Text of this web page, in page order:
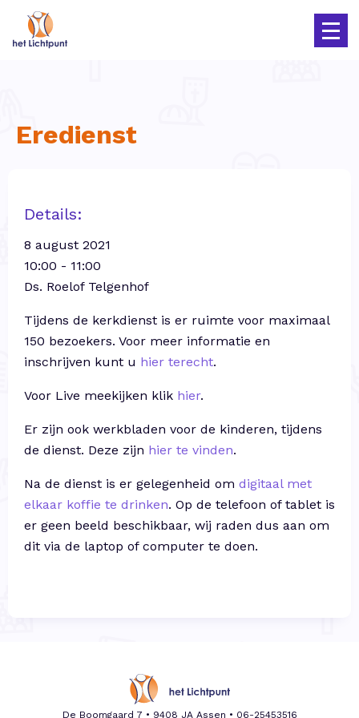
Eredienst
Details:
8 august 2021
10:00 - 11:00
Ds. Roelof Telgenhof
Tijdens de kerkdienst is er ruimte voor maximaal
150 bezoekers. Voor meer informatie en
inschrijven kunt u hier terecht.
Voor Live meekijken klik hier.
Er zijn ook werkbladen voor de kinderen, tijdens
de dienst. Deze zijn hier te vinden.
Na de dienst is er gelegenheid om digitaal met
elkaar koffie te drinken. Op de telefoon of tablet is
er geen beeld beschikbaar, wij raden dus aan om
dit via de laptop of computer te doen.
De Boomgaard 7 • 9408 JA Assen • 06-25453516